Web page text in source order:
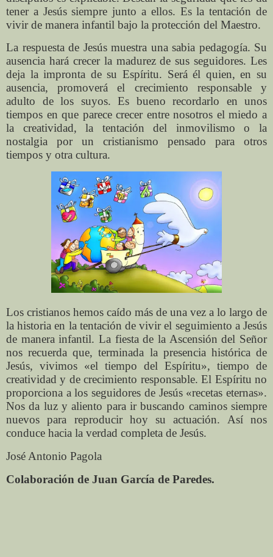
tener a Jesús siempre junto a ellos. Es la tentación de
vivir de manera infantil bajo la protección del Maestro.
La respuesta de Jesús muestra una sabia pedagogía. Su
ausencia hará crecer la madurez de sus seguidores. Les
deja la impronta de su Espíritu. Será él quien, en su
ausencia, promoverá el crecimiento responsable y
adulto de los suyos. Es bueno recordarlo en unos
tiempos en que parece crecer entre nosotros el miedo a
la creatividad, la tentación del inmovilismo o la
nostalgia por un cristianismo pensado para otros
tiempos y otra cultura.
Los cristianos hemos caído más de una vez a lo largo de
la historia en la tentación de vivir el seguimiento a Jesús
de manera infantil. La fiesta de la Ascensión del Señor
nos recuerda que, terminada la presencia histórica de
Jesús, vivimos «el tiempo del Espíritu», tiempo de
creatividad y de crecimiento responsable. El Espíritu no
proporciona a los seguidores de Jesús «recetas eternas».
Nos da luz y aliento para ir buscando caminos siempre
nuevos para reproducir hoy su actuación. Así nos
conduce hacia la verdad completa de Jesús.
José Antonio Pagola
Colaboración de Juan García de Paredes.